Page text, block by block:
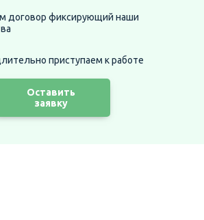
договор фиксирующий наши
приступаем к работе
Оставить
заявку